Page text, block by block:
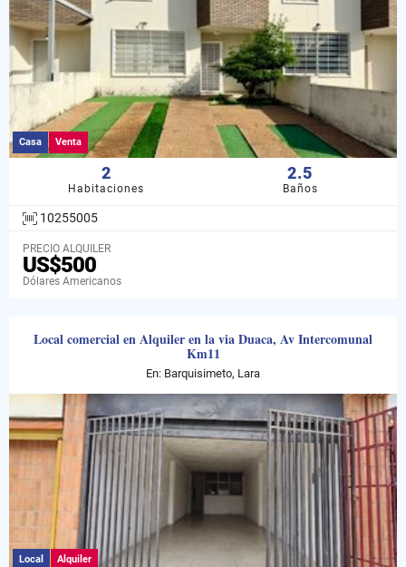
Casa Venta
2
Habitaciones
2.5
Baños
10255005
PRECIO ALQUILER
US$500
Dólares Americanos
Local comercial en Alquiler en la via Duaca, Av Intercomunal
Km11
En: Barquisimeto, Lara
Local Alquiler